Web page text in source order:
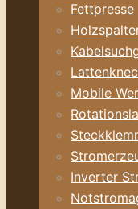
Fettpresse
Mobile
Inverter